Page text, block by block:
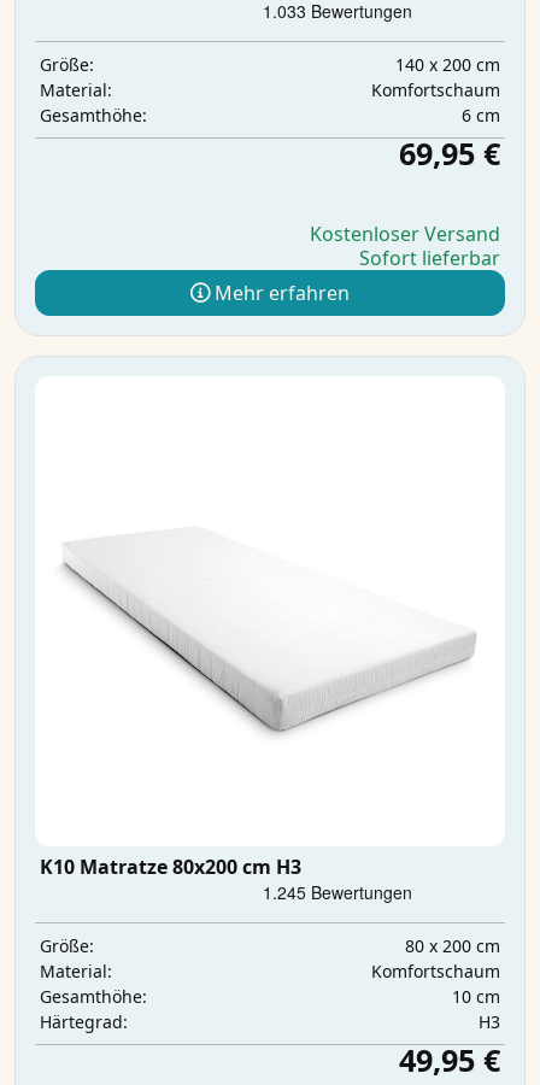
Größe:
140 x 200 cm
Material:
Komfortschaum
Gesamthöhe:
6 cm
69,95 €
Kostenloser Versand
Sofort lieferbar
Mehr erfahren
K10 Matratze 80x200 cm H3
Größe:
80 x 200 cm
Material:
Komfortschaum
Gesamthöhe:
10 cm
Härtegrad:
H3
49,95 €